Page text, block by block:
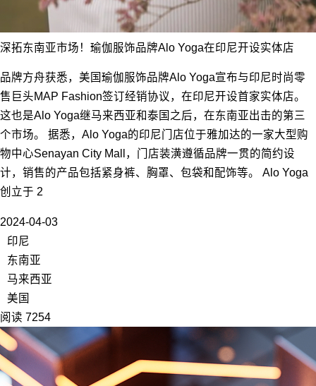
深拓东南亚市场！瑜伽服饰品牌Alo Yoga在印尼开设实体店
品牌方舟获悉，美国瑜伽服饰品牌Alo Yoga宣布与印尼时尚零
售巨头MAP Fashion签订经销协议，在印尼开设首家实体店。
这也是Alo Yoga继马来西亚和泰国之后，在东南亚出击的第三
个市场。 据悉，Alo Yoga的印尼门店位于雅加达的一家大型购
物中心Senayan City Mall，门店装潢遵循品牌一贯的简约设
计，销售的产品包括紧身裤、胸罩、包袋和配饰等。 Alo Yoga
创立于 2
2024-04-03
印尼
东南亚
马来西亚
美国
阅读 7254